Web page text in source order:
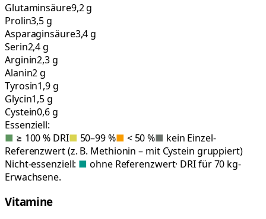
Glutaminsäure9,2 g
Prolin3,5 g
Asparaginsäure3,4 g
Serin2,4 g
Arginin2,3 g
Alanin2 g
Tyrosin1,9 g
Glycin1,5 g
Cystein0,6 g
Essenziell:
■ ≥ 100 % DRI■ 50–99 %■ < 50 %■ kein Einzel-
Referenzwert (z. B. Methionin – mit Cystein gruppiert)
Nicht-essenziell: ■ ohne Referenzwert· DRI für 70 kg-
Erwachsene.
Vitamine